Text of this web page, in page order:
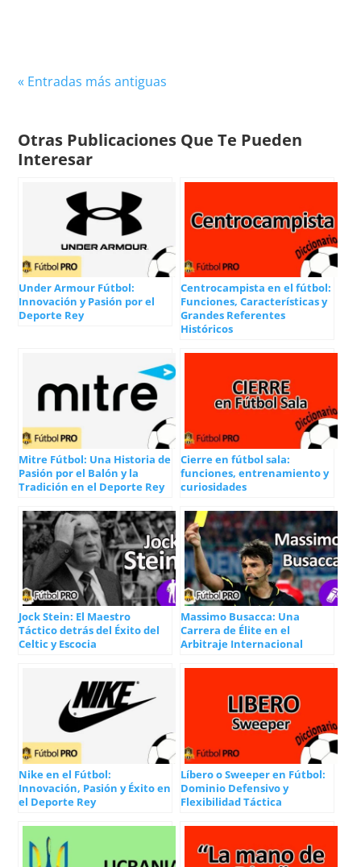
« Entradas más antiguas
Otras Publicaciones Que Te Pueden
Interesar
Under Armour Fútbol:
Innovación y Pasión por el
Deporte Rey
Centrocampista en el fútbol:
Funciones, Características y
Grandes Referentes
Históricos
Mitre Fútbol: Una Historia de
Pasión por el Balón y la
Tradición en el Deporte Rey
Cierre en fútbol sala:
funciones, entrenamiento y
curiosidades
Jock Stein: El Maestro
Táctico detrás del Éxito del
Celtic y Escocia
Massimo Busacca: Una
Carrera de Élite en el
Arbitraje Internacional
Nike en el Fútbol:
Innovación, Pasión y Éxito en
el Deporte Rey
Líbero o Sweeper en Fútbol:
Dominio Defensivo y
Flexibilidad Táctica